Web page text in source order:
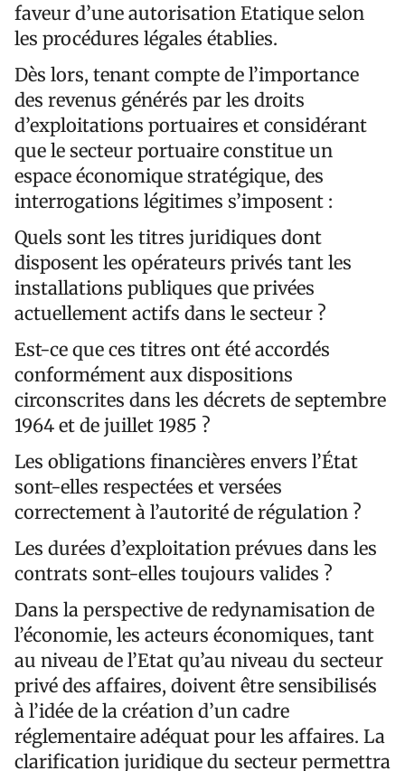
faveur d’une autorisation Etatique selon
les procédures légales établies.
Dès lors, tenant compte de l’importance
des revenus générés par les droits
d’exploitations portuaires et considérant
que le secteur portuaire constitue un
espace économique stratégique, des
interrogations légitimes s’imposent :
Quels sont les titres juridiques dont
disposent les opérateurs privés tant les
installations publiques que privées
actuellement actifs dans le secteur ?
Est-ce que ces titres ont été accordés
conformément aux dispositions
circonscrites dans les décrets de septembre
1964 et de juillet 1985 ?
Les obligations financières envers l’État
sont-elles respectées et versées
correctement à l’autorité de régulation ?
Les durées d’exploitation prévues dans les
contrats sont-elles toujours valides ?
Dans la perspective de redynamisation de
l’économie, les acteurs économiques, tant
au niveau de l’Etat qu’au niveau du secteur
privé des affaires, doivent être sensibilisés
à l’idée de la création d’un cadre
réglementaire adéquat pour les affaires. La
clarification juridique du secteur permettra